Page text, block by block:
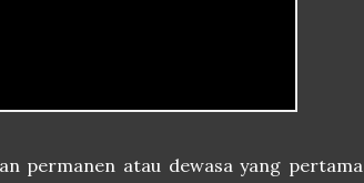
permanen atau dewasa yang pertama